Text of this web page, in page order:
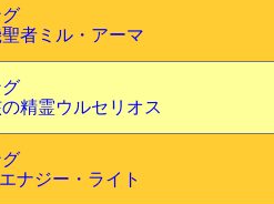
者ミル・アーマ
精霊ウルセリオス
ナジー・ライト